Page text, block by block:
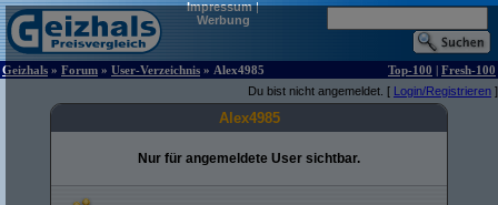
Impressum|
Werbung
Geizhals » Forum » User-Verzeichnis » Alex4985 Top-100 | Fresh-100
Du bist nicht angemeldet. [ Login/Registrieren ]
Alex4985
Nur für angemeldete User sichtbar.